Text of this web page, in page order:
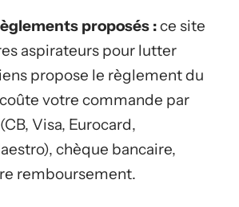
proposés :ce site
aspirateurs pour lutter
propose le règlement du
votre commande par
Visa, Eurocard,
chèque bancaire,
remboursement.